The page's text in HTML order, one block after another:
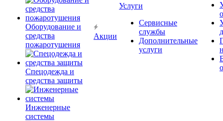
Оборудование и
средства
пожаротушения
Спецодежда и
средства защиты
Инженерные
системы
Акции
Услуги
Сервисные
службы
Дополнительные
услуги